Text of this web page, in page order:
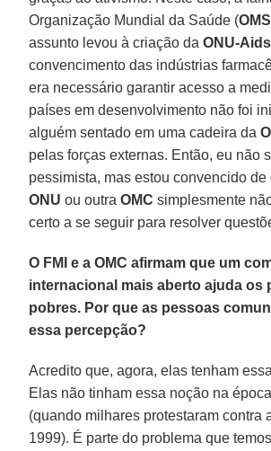
Organização Mundial da Saúde (OMS
assunto levou à criação daONU-Aids
convencimento das indústrias
era necessário garantir acesso a
países em desenvolvimento não foi
alguém sentado em uma cadeira da
pelas forças externas. Então, eu não
pessimista, mas estou convencido de
ONU ou outraOMC simplesmente
certo a se seguir para resolver
O FMI e a OMC afirmam que um
internacional mais aberto ajuda os
pobres. Por que as pessoas
essa percepção?
Acredito que, agora, elas tenham
Elas não tinham essa noção na
(quando milhares protestaram contra
1999). É parte do problema que